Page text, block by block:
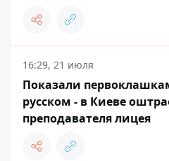
16:29, 21 июля
Показали
русском - в Киеве
преподавателя лицея